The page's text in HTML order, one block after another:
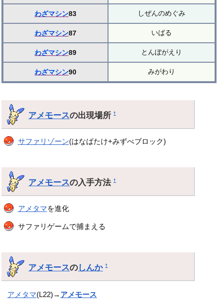
わざマシン83 しぜんのめぐみ
わざマシン87 いばる
わざマシン89 とんぼがえり
わざマシン90 みがわり
アメモースの出現場所†
サファリゾーン(はなばたけ+みずべブロック)
アメモースの入手方法†
アメタマを進化
サファリゲームで捕まえる
アメモースのしんか †
アメタマ(L22)→ アメモース